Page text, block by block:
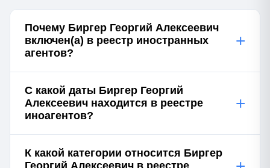
Почему Биргер Георгий Алексеевич
включен(а) в реестр иностранных
агентов?
+
С какой даты Биргер Георгий
Алексеевич находится в реестре
иноагентов?
+
К какой категории относится Биргер
Георгий Алексеевич в реестре